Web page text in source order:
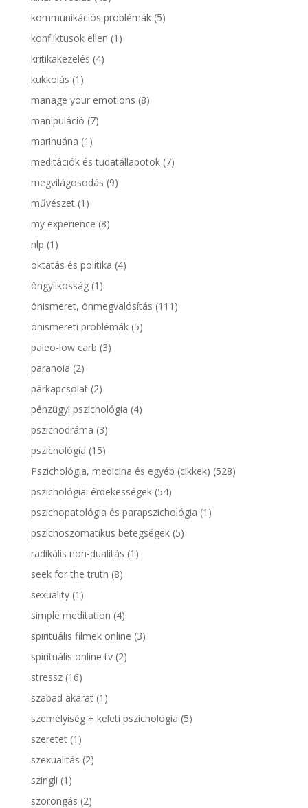
kommunikációs problémák(5)
konfliktusok ellen (1)
kritikakezelés (4)
kukkolás (1)
manage your emotions (8)
manipuláció (7)
marihuána (1)
meditációk és tudatállapotok(7)
megvilágosodás (9)
művészet(1)
my experience (8)
nlp (1)
oktatás és politika (4)
öngyilkosság(1)
önismeret, önmegvalósítás (111)
önismereti problémák(5)
paleo-low carb (3)
paranoia (2)
párkapcsolat(2)
pénzügyi pszichológia (4)
pszichodráma (3)
pszichológia (15)
Pszichológia, medicina és egyéb (cikkek) (528)
pszichológiai érdekességek(54)
pszichopatológia és parapszichológia (1)
pszichoszomatikus betegségek(5)
radikális non-dualitás (1)
seek for the truth (8)
sexuality(1)
simple meditation (4)
spirituális filmek online (3)
spirituális online tv(2)
stressz(16)
szabad akarat(1)
személyiség + keleti pszichológia (5)
szeretet(1)
szexualitás (2)
szingli (1)
szorongás (2)